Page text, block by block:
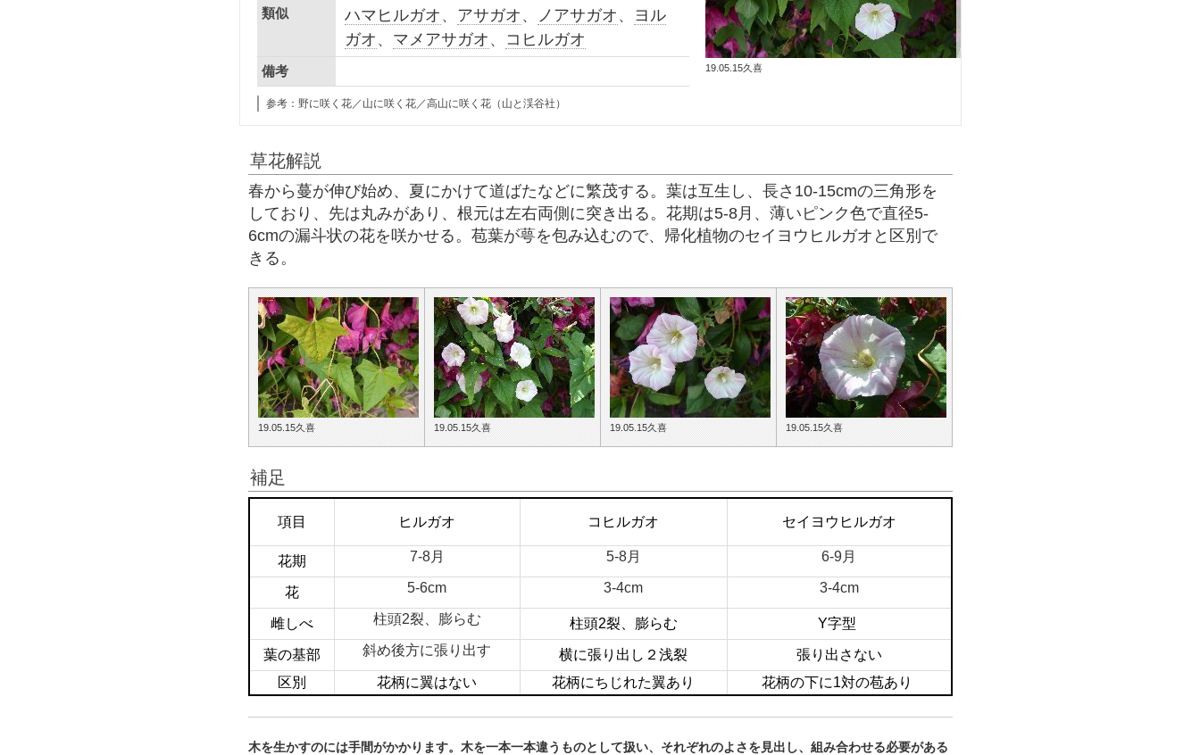
類似 ハマヒルガオ 、 アサガオ 、 ノアサガオ 、
ヨル
ガオ 、 マメアサガオ 、 コヒルガオ
備考
参考：野に咲く花／山に咲く花／高山に咲く花（山と渓谷社）
19.05.15久喜
草花解説
春から蔓が伸び始め、夏にかけて道ばたなどに繁茂する。葉は互生し、長さ10-15cmの三角形を
しており、先は丸みがあり、根元は左右両側に突き出る。花期は5-8月、薄いピンク色で直径5-
6cmの漏斗状の花を咲かせる。苞葉が萼を包み込むので、帰化植物のセイヨウヒルガオと区別で
きる。
19.05.15久喜 19.05.15久喜 19.05.15久喜 19.05.15久喜
補足
項目 ヒルガオ コヒルガオ セイヨウヒルガオ
花期 7-8月 5-8月 6-9月
花 5-6cm 3-4cm 3-4cm
雌しべ 柱頭2裂、膨らむ 柱頭2裂、膨らむ Y字型
葉の基部 斜め後方に張り出す 横に張り出し２浅裂
張り出さない
区別
花柄に翼はない 花柄にちじれた翼あり 花柄の下に1対の苞あり
木を生かすのには手間がかかります。木を一本一本違うものとして扱い、それぞれのよさを見出し、組み合わせる必要がある